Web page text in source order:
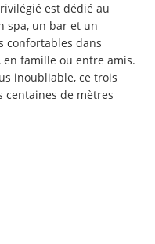
est dédié au
spa, un bar et un
confortables dans
famille ou entre amis.
inoubliable, ce trois
centaines de mètres